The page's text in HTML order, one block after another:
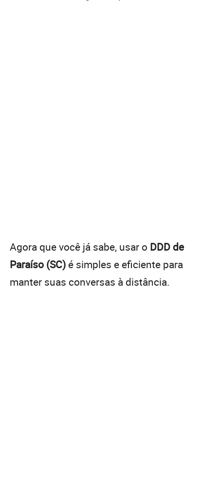
Agora que você já sabe, usar o DDD de
Paraíso (SC) é simples e eficiente para
manter suas conversas à distância.